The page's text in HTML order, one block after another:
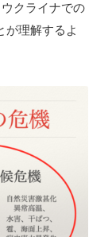
クライナでの
が理解するよ